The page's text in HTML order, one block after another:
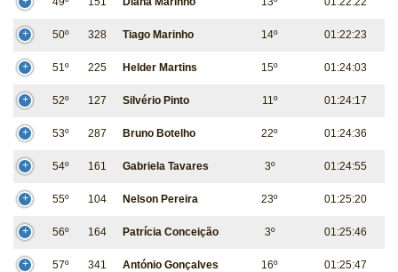
50º 328 Tiago Marinho 14º 01:22:23
51º 225 Helder Martins 15º 01:24:03
52º 127 Silvério Pinto 11º 01:24:17
53º 287 Bruno Botelho 22º 01:24:36
54º 161 Gabriela Tavares 3º 01:24:55
55º 104 Nelson Pereira 23º 01:25:20
56º 164 Patrícia Conceição 3º 01:25:46
57º 341 António Gonçalves 16º 01:25:47